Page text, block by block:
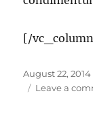
[/
Posted
on
August 22, 2014
Leave a